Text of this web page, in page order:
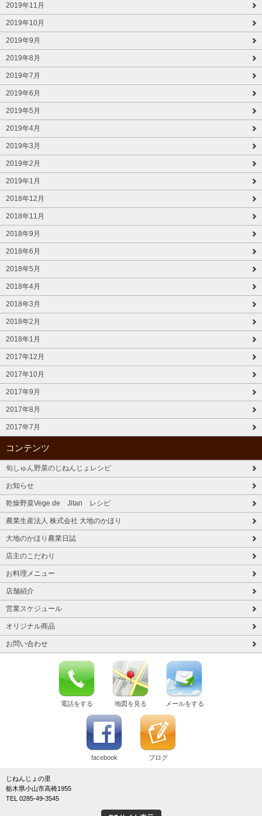
2019年11月
2019年10月
2019年9月
2019年8月
2019年7月
2019年6月
2019年5月
2019年4月
2019年3月
2019年2月
2019年1月
2018年12月
2018年11月
2018年9月
2018年6月
2018年5月
2018年4月
2018年3月
2018年2月
2018年1月
2017年12月
2017年10月
2017年9月
2017年8月
2017年7月
コンテンツ
旬しゅん野菜のじねんじょレシピ
お知らせ
乾燥野菜Vege de Jitan レシピ
農業生産法人 株式会社 大地のかほり
大地のかほり農業日誌
店主のこだわり
お料理メニュー
店舗紹介
営業スケジュール
オリジナル商品
お問い合わせ
電話をする 地図を見る メールをする
facebook ブログ
じねんじょの里
栃木県小山市高椅1955
TEL 0285-49-3545